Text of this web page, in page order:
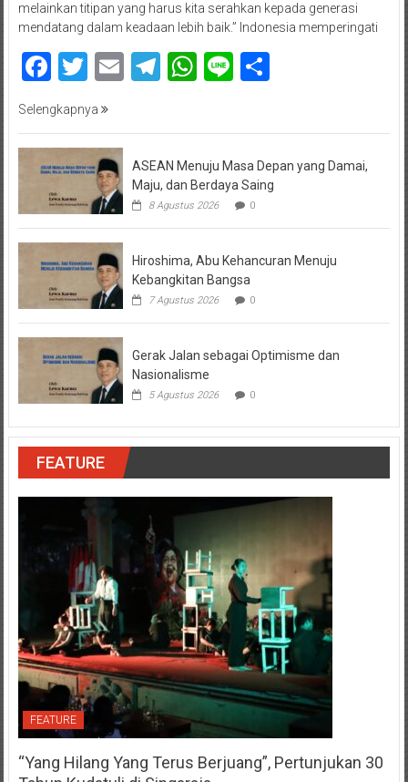
melainkan titipan yang harus kita serahkan kepada generasi
mendatang dalam keadaan lebih baik.” Indonesia memperingati
Facebook
Twitter
EmailTelegram
WhatsApp
Line
Selengkapnya
ASEAN Menuju Masa Depan yang Damai,
Maju, dan Berdaya Saing
8 Agustus 2026 0
Hiroshima, Abu Kehancuran Menuju
Kebangkitan Bangsa
7 Agustus 2026 0
Gerak Jalan sebagai Optimisme dan
Nasionalisme
5 Agustus 2026 0
FEATURE
FEATURE
“Yang Hilang Yang Terus Berjuang”, Pertunjukan 30